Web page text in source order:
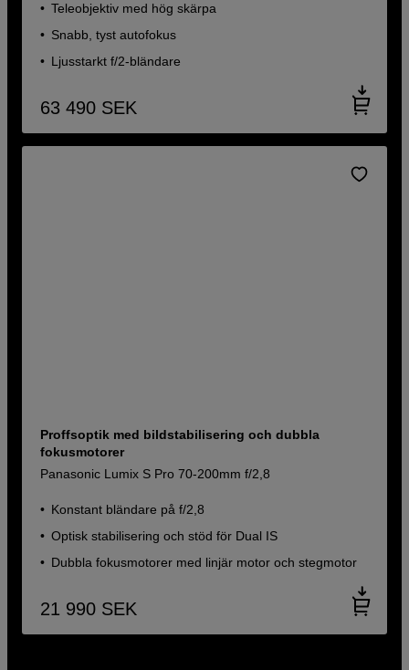
Teleobjektiv med hög skärpa
Snabb, tyst autofokus
Ljusstarkt f/2-bländare
63 490 SEK
Proffsoptik med bildstabilisering och dubbla
fokusmotorer
Panasonic Lumix S Pro 70-200mm f/2,8
Konstant bländare på f/2,8
Optisk stabilisering och stöd för Dual IS
Dubbla fokusmotorer med linjär motor och stegmotor
21 990 SEK